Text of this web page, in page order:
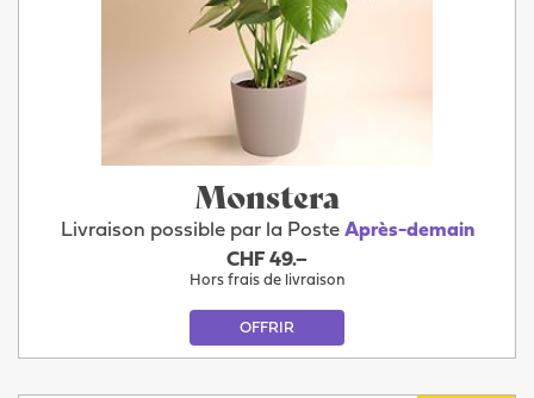
Monstera
Livraison possible par la Poste Après-demain
CHF 49.–
Hors frais de livraison
OFFRIR